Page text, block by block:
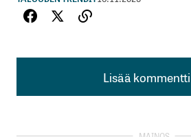
Lisää kommentti
Lisää kommentti